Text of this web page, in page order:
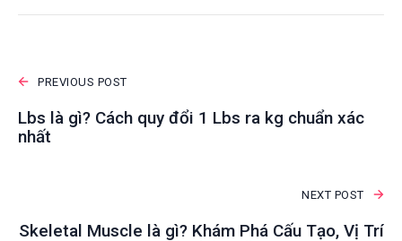
PREVIOUS POST
Lbs là gì? Cách quy đổi 1 Lbs ra kg chuẩn xác
nhất
NEXT POST
Skeletal Muscle là gì? Khám Phá Cấu Tạo, Vị Trí